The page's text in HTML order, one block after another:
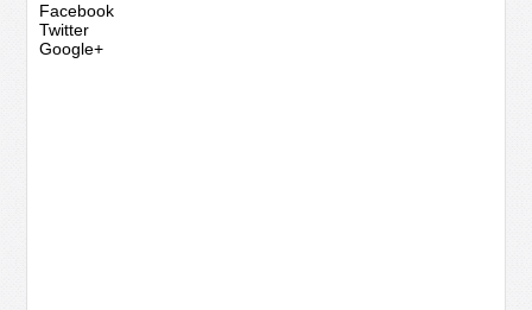
Facebook
Twitter
Google+